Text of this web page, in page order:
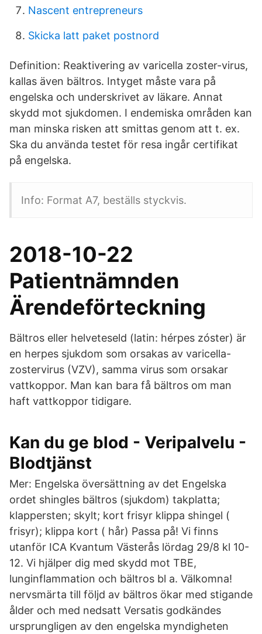
Nascent entrepreneurs
Skicka latt paket postnord
Definition: Reaktivering av varicella zoster-virus,
kallas även bältros. Intyget måste vara på
engelska och underskrivet av läkare. Annat
skydd mot sjukdomen. I endemiska områden kan
man minska risken att smittas genom att t. ex.
Ska du använda testet för resa ingår certifikat
på engelska.
Info: Format A7, beställs styckvis.
2018-10-22
Patientnämnden
Ärendeförteckning
Bältros eller helveteseld (latin: hérpes zóster) är
en herpes sjukdom som orsakas av varicella-
zostervirus (VZV), samma virus som orsakar
vattkoppor. Man kan bara få bältros om man
haft vattkoppor tidigare.
Kan du ge blod - Veripalvelu -
Blodtjänst
Mer: Engelska översättning av det Engelska
ordet shingles bältros (sjukdom) takplatta;
klappersten; skylt; kort frisyr klippa shingel (
frisyr); klippa kort ( hår) Passa på! Vi finns
utanför ICA Kvantum Västerås lördag 29/8 kl 10-
12. Vi hjälper dig med skydd mot TBE,
lunginflammation och bältros bl a. Välkomna!
nervsmärta till följd av bältros ökar med stigande
ålder och med nedsatt Versatis godkändes
ursprungligen av den engelska myndigheten